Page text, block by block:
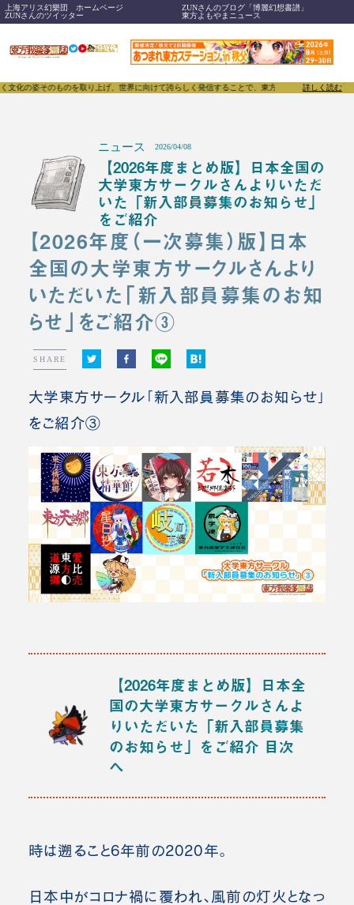
上海アリス幻樂団 ホームページ
ZUNさんのブログ「博麗幻想書譜」
ZUNさんのツイッター
東方よもやまニュース
り上げ、世界に向けて誇らしく発信することで、東方Projectのみならず「同人文化」そのも
詳しく読む
ニュース 2026/04/08
【2026年度まとめ版】日本全国の
大学東方サークルさんよりいただ
いた「新入部員募集のお知らせ」
をご紹介
【2026年度（一次募集）版】日本
全国の大学東方サークルさんより
いただいた「新入部員募集のお知
らせ」をご紹介③
SHARE
大学東方サークル「新入部員募集のお知らせ」
をご紹介③
【2026年度まとめ版】日本全
国の大学東方サークルさんよ
りいただいた「新入部員募集
のお知らせ」をご紹介 目次
へ
時は遡ること6年前の2020年。
日本中がコロナ禍に覆われ、風前の灯火となっ